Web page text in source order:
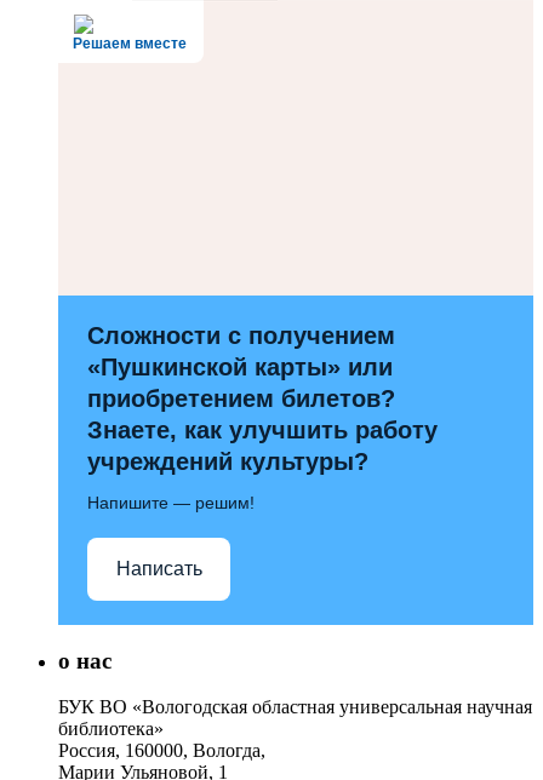
Решаем вместе
Сложности с получением
«Пушкинской карты» или
приобретением билетов?
Знаете, как улучшить работу
учреждений культуры?
Напишите — решим!
Написать
о нас
БУК ВО «Вологодская областная универсальная научная
библиотека»
Россия, 160000, Вологда,
Марии Ульяновой, 1